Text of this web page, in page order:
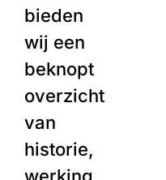
bieden
wij een
beknopt
overzicht
van
historie,